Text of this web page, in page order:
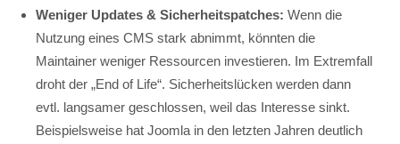
Weniger Updates & Sicherheitspatches: Wenn die
Nutzung eines CMS stark abnimmt, könnten die
Maintainer weniger Ressourcen investieren. Im Extremfall
droht der „End of Life“. Sicherheitslücken werden dann
evtl. langsamer geschlossen, weil das Interesse sinkt.
Beispielsweise hat Joomla in den letzten Jahren deutlich